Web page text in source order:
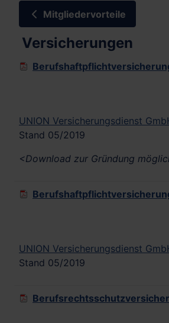
Mitgliedervorteile
Versicherungen
UNION Versicherungsdienst
Stand 05/2019
<Download zur Gründung
UNION Versicherungsdienst
Stand 05/2019